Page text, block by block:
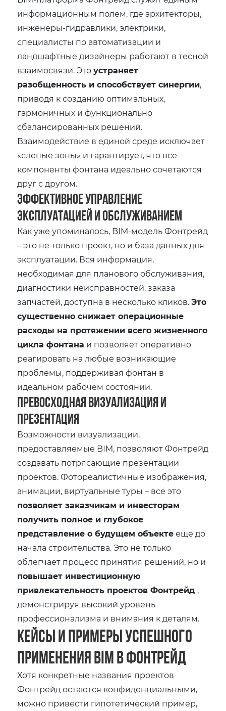
информационным полем, где архитекторы,
инженеры-гидравлики, электрики,
специалисты по автоматизации и
ландшафтные дизайнеры работают в тесной
взаимосвязи. Этоустраняет
разобщенность и способствует синергии,
приводя к созданию оптимальных,
гармоничных и функционально
сбалансированных решений.
Взаимодействие в единой среде исключает
«слепые зоны» и гарантирует, что все
компоненты фонтана идеально сочетаются
друг с другом.
Эффективное Управление
Эксплуатацией и Обслуживанием
Как уже упоминалось, BIM-модель Фонтрейд
– это не только проект, но и база данных для
эксплуатации. Вся информация,
необходимая для планового обслуживания,
диагностики неисправностей, заказа
запчастей, доступна в несколько кликов.Это
существенно снижает операционные
расходы на протяжении всего жизненного
цикла фонтана и позволяет оперативно
реагировать на любые возникающие
проблемы, поддерживая фонтан в
идеальном рабочем состоянии.
Превосходная Визуализация и
Презентация
Возможности визуализации,
предоставляемые BIM, позволяют Фонтрейд
создавать потрясающие презентации
проектов. Фотореалистичные изображения,
анимации, виртуальные туры – все это
позволяет заказчикам и инвесторам
получить полное и глубокое
представление о будущем объектееще до
начала строительства. Это не только
облегчает процесс принятия решений, но и
повышает инвестиционную
привлекательность проектов Фонтрейд ,
демонстрируя высокий уровень
профессионализма и внимания к деталям.
Кейсы и Примеры Успешного
Применения BIM в Фонтрейд
Хотя конкретные названия проектов
Фонтрейд остаются конфиденциальными,
можно привести гипотетический пример,